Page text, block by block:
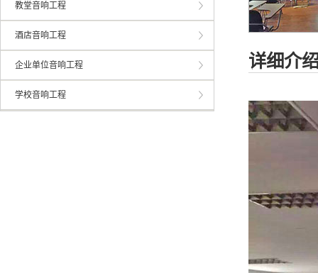
教堂音响工程
酒店音响工程
企业单位音响工程
学校音响工程
详细介